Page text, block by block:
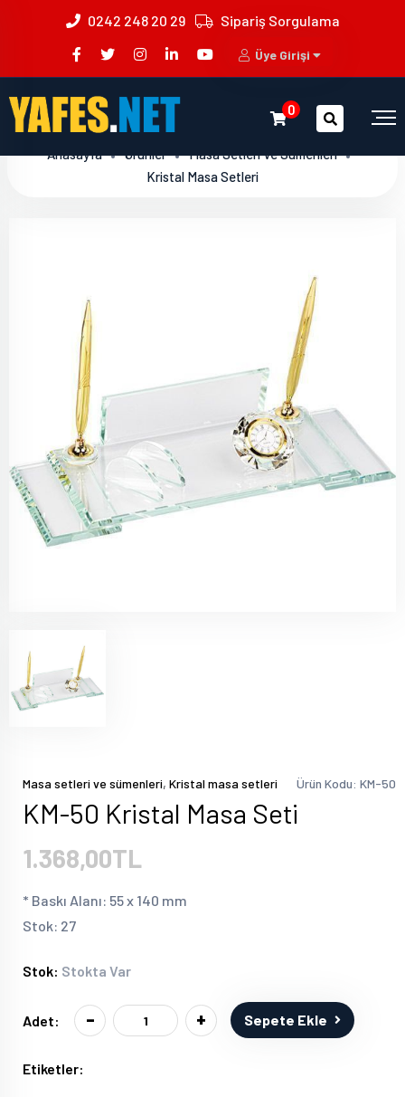
0242 248 20 29 Sipariş Sorgulama
Üye Girişi
0
Anasayfa Ürünler
Masa Setleri Ve Sümenleri
Kristal Masa Setleri
Masa setleri ve sümenleri, Kristal masa setleri Ürün Kodu: KM-50
KM-50 Kristal Masa Seti
1.368,00TL
* Baskı Alanı: 55 x 140 mm
Stok: 27
Stok: Stokta Var
Adet: - + Sepete Ekle
Etiketler: